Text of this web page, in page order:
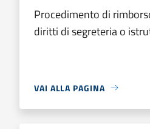
Procedimento di
diritti di segreteria o
VAI ALLA PAGINA